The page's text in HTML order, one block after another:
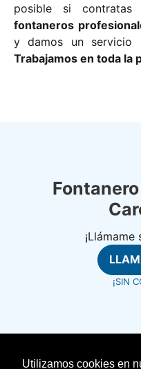
Utilizamos cookies en
posible si contratas
fontaneros
y damos un servicio
Trabajamos en toda la
¡SIN